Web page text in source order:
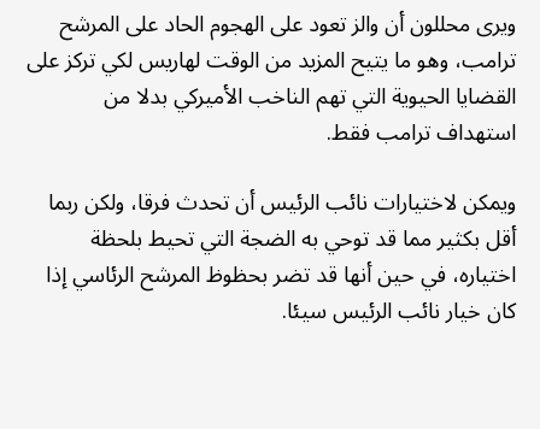
ويرى محللون أن والز تعود على الهجوم الحاد على المرشح
ترامب، وهو ما يتيح المزيد من الوقت لهاريس لكي تركز على
القضايا الحيوية التي تهم الناخب الأميركي بدلا من
استهداف ترامب فقط.
ويمكن لاختيارات نائب الرئيس أن تحدث فرقا، ولكن ربما
أقل بكثير مما قد توحي به الضجة التي تحيط بلحظة
اختياره، في حين أنها قد تضر بحظوظ المرشح الرئاسي إذا
كان خيار نائب الرئيس سيئا.